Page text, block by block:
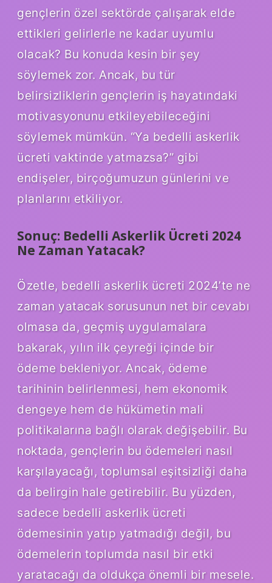
gençlerin özel sektörde çalışarak elde
ettikleri gelirlerle ne kadar uyumlu
olacak? Bu konuda kesin bir şey
söylemek zor. Ancak, bu tür
belirsizliklerin gençlerin iş hayatındaki
motivasyonunu etkileyebileceğini
söylemek mümkün. “Ya bedelli askerlik
ücreti vaktinde yatmazsa?” gibi
endişeler, birçoğumuzun günlerini ve
planlarını etkiliyor.
Sonuç: Bedelli Askerlik Ücreti 2024
Ne Zaman Yatacak?
Özetle, bedelli askerlik ücreti 2024’te ne
zaman yatacak sorusunun net bir cevabı
olmasa da, geçmiş uygulamalara
bakarak, yılın ilk çeyreği içinde bir
ödeme bekleniyor. Ancak, ödeme
tarihinin belirlenmesi, hem ekonomik
dengeye hem de hükümetin mali
politikalarına bağlı olarak değişebilir. Bu
noktada, gençlerin bu ödemeleri nasıl
karşılayacağı, toplumsal eşitsizliği daha
da belirgin hale getirebilir. Bu yüzden,
sadece bedelli askerlik ücreti
ödemesinin yatıp yatmadığı değil, bu
ödemelerin toplumda nasıl bir etki
yaratacağı da oldukça önemli bir mesele.